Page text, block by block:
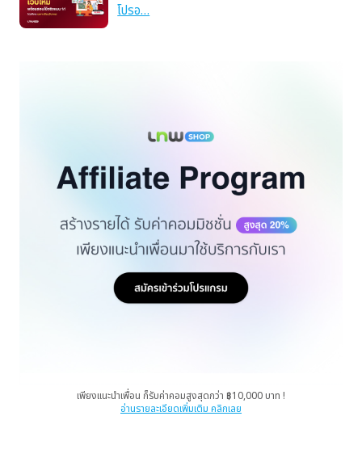
โปรอ…
เพียงแนะนำเพื่อน ก็รับค่าคอมสูงสุดกว่า ฿10,000 บาท !
อ่านรายละเอียดเพิ่มเติม คลิกเลย